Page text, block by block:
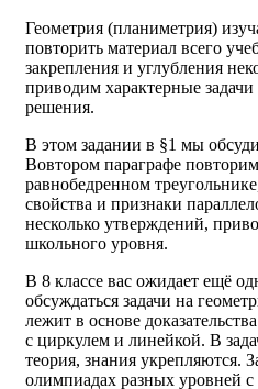
Геометрия (планиметрия)
повторить материал всего
закрепления и углубления
приводим характерные
решения.
В этом задании в §1 мы
Вовтором параграфе
равнобедренном
свойства и признаки
несколько утверждений,
школьного уровня.
В 8 классе вас ожидает ещё
обсуждаться задачи на
лежит в основе
с циркулем и линейкой. В
теория, знания укрепляются.
олимпиадах разных уровней с